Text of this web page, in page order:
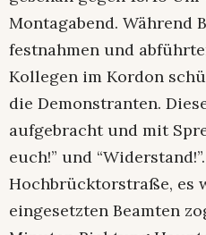
Montagabend. Während
festnahmen und
Kollegen im Kordon
die Demonstranten.
aufgebracht und mit
euch!” und
Hochbrücktorstraße, es
eingesetzten Beamten